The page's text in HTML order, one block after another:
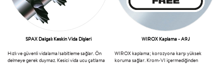
SPAX Dalgalı Keskin Vida Dişleri
Hızlı ve güvenli vidalama/sabitleme sağlar. Ön
delmeye gerek duymaz. Kesici vida ucu çatlama
WIROX Kaplama - A9J
WIROX kaplama; korozyona karşı yüksek
koruma sağlar. Krom-VI içermediğinden